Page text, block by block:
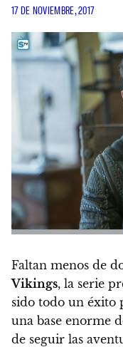
17 DE NOVIEMBRE, 2017
Faltan menos de
Vikings, la serie
sido todo un éxito
una base enorme
de seguir las